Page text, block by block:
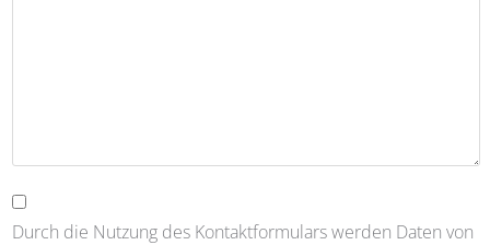
Durch die Nutzung des Kontaktformulars werden Daten von